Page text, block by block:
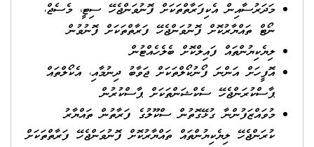
މަދަރުސާއިން އެކިފަރާތްތަކަށް ފޮނުވަންޖެހޭ ސިޓީ، މެސެޖް،
ނޯޓް ތައްޔާރުކޮށް ފޮނުވަންޖެހޭ ފަރާތްތަކަށް ފޮނުވުން
ލިޔެކިޔުންތައް ފައިލްކޮށް ބެލެހެއްޓުން
އޮފީހަށް އަންނަ ފޯނުކޯލްތަކަށް ޖަވާބު ދިނުމާއި، އެކޯލްތައް
ޕާސްކުރަންޖެހޭ ސެކްޝަންތަކަށް ޕާސްކުރުން
މުވައްޒަފުންނާ ގުޅޭގޮތުން ސްކޫލުގެ ފަރާތުން ތައްޔާރު
ކުރަންޖެހޭ ލިޔެކިޔުންތައް ތައްޔާރުކޮށް ފޮނުވަންޖެހޭ ފަރާތްތަކަށް